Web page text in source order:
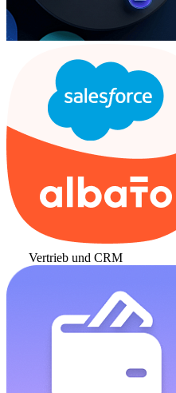
Vertrieb und CRM